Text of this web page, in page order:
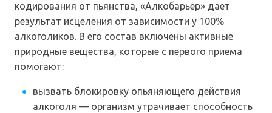
кодирования от пьянства, «Алкобарьер» дает
результат исцеления от зависимости у 100%
алкоголиков. В его состав включены активные
природные вещества, которые с первого приема
помогают:
вызвать блокировку опьяняющего действия
алкоголя — организм утрачивает способность